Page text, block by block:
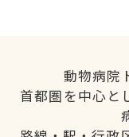
動物病院
首都圏を中心と